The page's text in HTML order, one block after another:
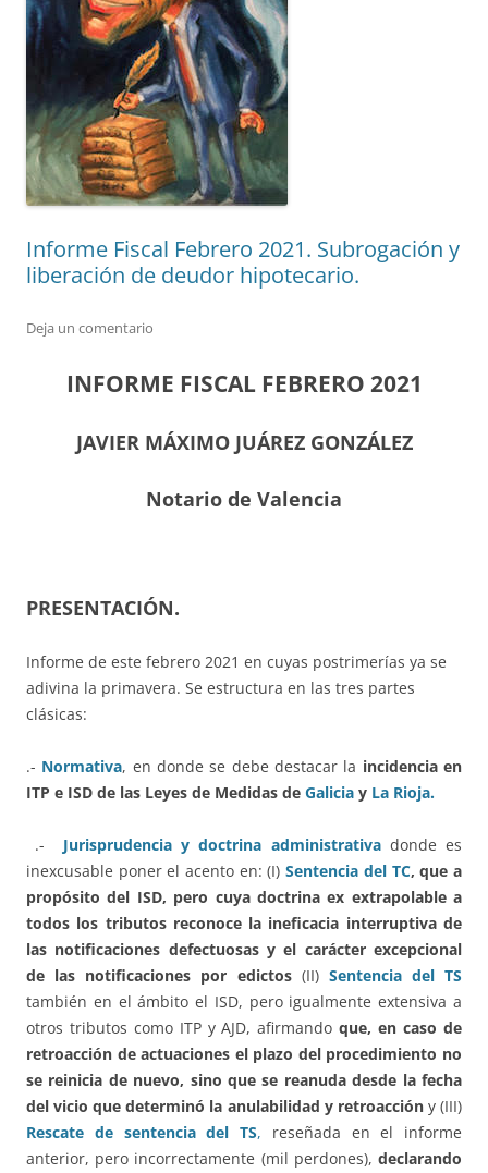
Informe Fiscal Febrero 2021. Subrogación y
liberación de deudor hipotecario.
Deja un comentario
INFORME FISCAL FEBRERO 2021
JAVIER MÁXIMO JUÁREZ GONZÁLEZ
Notario de Valencia
PRESENTACIÓN.
Informe de este febrero 2021 en cuyas postrimerías ya se
adivina la primavera. Se estructura en las tres partes
clásicas:
.- Normativa, en donde se debe destacar la incidencia en
ITP e ISD de las Leyes de Medidas de Galicia y La Rioja.
.- Jurisprudencia y doctrina administrativa donde es
inexcusable poner el acento en: (I)Sentencia del TC, que a
propósito del ISD, pero cuya doctrina ex extrapolable a
todos los tributos reconoce la ineficacia interruptiva de
las notificaciones defectuosas y el carácter excepcional
de las notificaciones por edictos(II) Sentencia del TS
también en el ámbito el ISD, pero igualmente extensiva a
otros tributos como ITP y AJD, afirmandoque, en caso de
retroacción de actuaciones el plazo del procedimiento no
se reinicia de nuevo, sino que se reanuda desde la fecha
del vicio que determinó la anulabilidad y retroaccióny (III)
Rescate de sentencia del TS, reseñada en el informe
anterior, pero incorrectamente (mil perdones), declarando